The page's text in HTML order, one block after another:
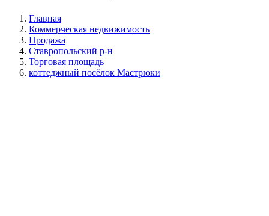
Главная
Коммерческая недвижимость
Продажа
Ставропольский р-н
Торговая площадь
коттеджный посёлок Мастрюки